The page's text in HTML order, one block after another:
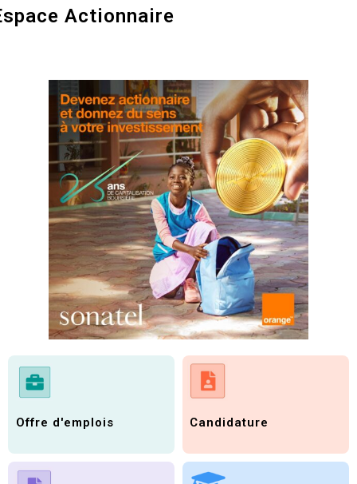
Actionnaire
Offre d'emplois Candidature